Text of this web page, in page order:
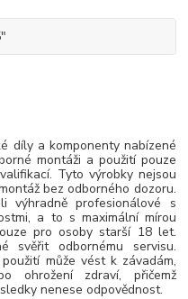
díly a komponenty nabízené
montáži a použití pouze
Tyto výrobky nejsou
bez odborného dozoru.
výhradně profesionálové s
a to s maximální mírou
pro osoby starší 18 let.
svěřit odbornému servisu.
může vést k závadám,
ohrožení zdraví, přičemž
nenese odpovědnost.